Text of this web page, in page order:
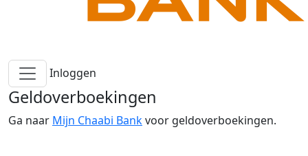
Inloggen
Geldoverboekingen
Ga naar Mijn Chaabi Bankvoor geldoverboekingen.